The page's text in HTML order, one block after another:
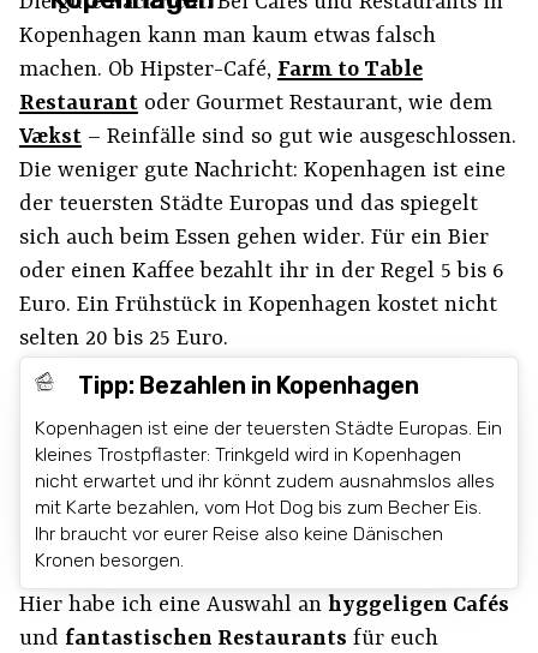
Kopenhagen kann man kaum etwas falsch
machen. Ob Hipster-Café, Farm to Table
Restaurantoder Gourmet Restaurant, wie dem
Vækst– Reinfälle sind so gut wie ausgeschlossen.
Die weniger gute Nachricht: Kopenhagen ist eine
der teuersten Städte Europas und das spiegelt
sich auch beim Essen gehen wider. Für ein Bier
oder einen Kaffee bezahlt ihr in der Regel 5 bis 6
Euro. Ein Frühstück in Kopenhagen kostet nicht
selten 20 bis 25 Euro.
Tipp: Bezahlen in Kopenhagen
Kopenhagen ist eine der teuersten Städte Europas. Ein
kleines Trostpflaster: Trinkgeld wird in Kopenhagen
nicht erwartet und ihr könnt zudem ausnahmslos alles
mit Karte bezahlen, vom Hot Dog bis zum Becher Eis.
Ihr braucht vor eurer Reise also keine Dänischen
Kronen besorgen.
Hier habe ich eine Auswahl an hyggeligen Cafés
und fantastischen Restaurants für euch